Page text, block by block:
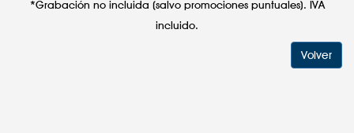
*Grabación no incluida (salvo promociones puntuales). IVA
incluido.
Volver